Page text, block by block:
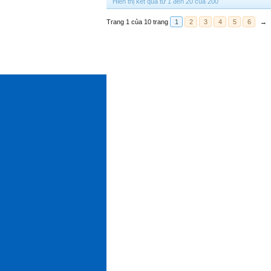
Trang 1 của 10 trang 1 2 3 4 5 6 →